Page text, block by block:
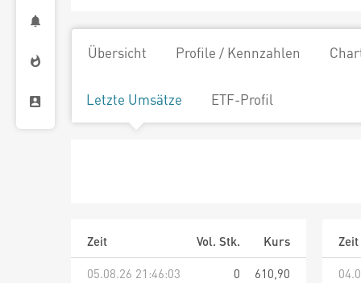
Übersicht Profile / Kennzahlen
Letzte Umsätze ETF-Profil
Zeit Vol. Stk.
Kurs
05.08.26 21:46:03
0
610,90
Zeit